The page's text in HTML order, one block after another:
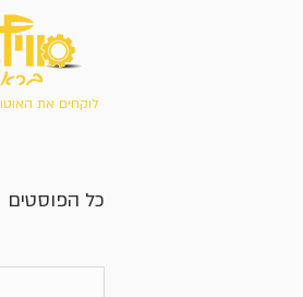
לוקחים את האוטו
כל הפוסטים